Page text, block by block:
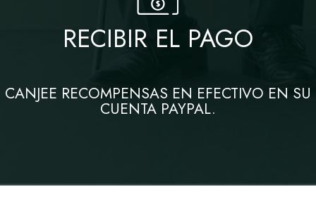
RECIBIR EL PAGO
CANJEE RECOMPENSAS EN EFECTIVO EN SU
CUENTA PAYPAL.